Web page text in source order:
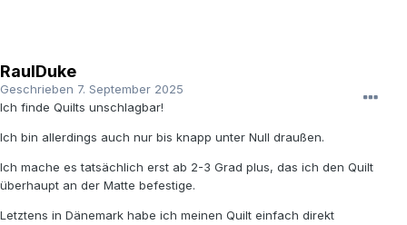
RaulDuke
Geschrieben 7. September 2025
Ich finde Quilts unschlagbar!
Ich bin allerdings auch nur bis knapp unter Null draußen.
Ich mache es tatsächlich erst ab 2-3 Grad plus, das ich den Quilt
überhaupt an der Matte befestige.
Letztens in Dänemark habe ich meinen Quilt einfach direkt